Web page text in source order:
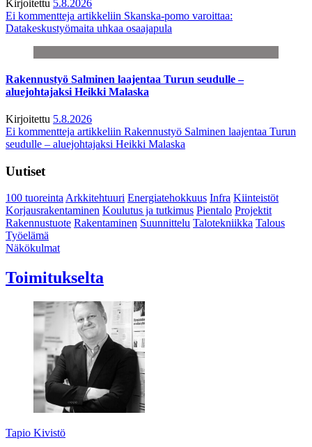
Kirjoitettu 5.8.2026
Ei kommentteja artikkeliin Skanska-pomo varoittaa:
Datakeskustyömaita uhkaa osaajapula
Rakennustyö Salminen laajentaa Turun seudulle –
aluejohtajaksi Heikki Malaska
Kirjoitettu 5.8.2026
Ei kommentteja artikkeliin Rakennustyö Salminen laajentaa Turun
seudulle – aluejohtajaksi Heikki Malaska
Uutiset
100 tuoreintaArkkitehtuuri Energiatehokkuus Infra Kiinteistöt
Korjausrakentaminen Koulutus ja tutkimus Pientalo Projektit
Rakennustuote Rakentaminen Suunnittelu Talotekniikka Talous
Työelämä
Näkökulmat
Toimitukselta
Tapio Kivistö